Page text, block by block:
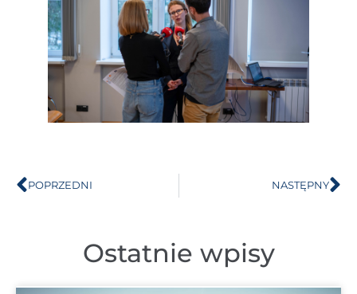
POPRZEDNI NASTĘPNY
Ostatnie wpisy